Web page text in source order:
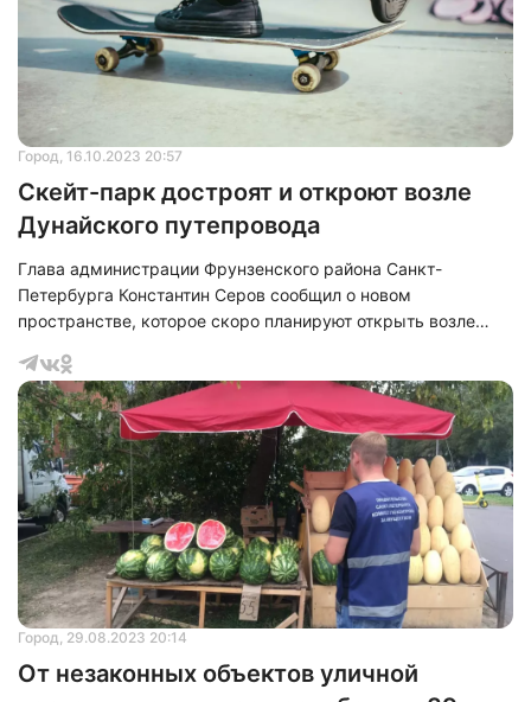
квадратных метров.
Город, 16.10.2023 20:57
Скейт-парк достроят и откроют возле
Дунайского путепровода
Глава администрации Фрунзенского района Санкт-
Петербурга Константин Серов сообщил о новом
пространстве, которое скоро планируют открыть возле
Город, 29.08.2023 20:14
От незаконных объектов уличной